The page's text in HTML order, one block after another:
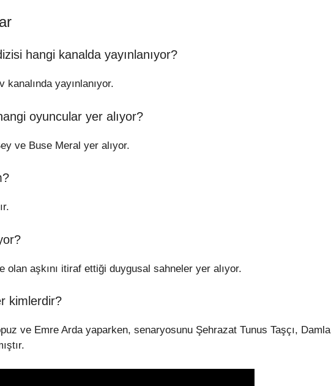
hangi kanalda yayınlanıyor?
yayınlanıyor.
oyuncular yer alıyor?
ve Buse Meral yer alıyor.
olan aşkını itiraf ettiği duygusal sahneler yer alıyor.
kimlerdir?
ve Emre Arda yaparken, senaryosunu Şehrazat Tunus Taşçı, Damla